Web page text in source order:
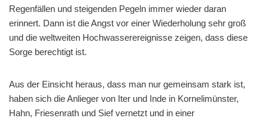
Regenfällen und steigenden Pegeln immer wieder daran
erinnert. Dann ist die Angst vor einer Wiederholung sehr groß
und die weltweiten Hochwasserereignisse zeigen, dass diese
Sorge berechtigt ist.
Aus der Einsicht heraus, dass man nur gemeinsam stark ist,
haben sich die Anlieger von Iter und Inde in Kornelimünster,
Hahn, Friesenrath und Sief vernetzt und in einer